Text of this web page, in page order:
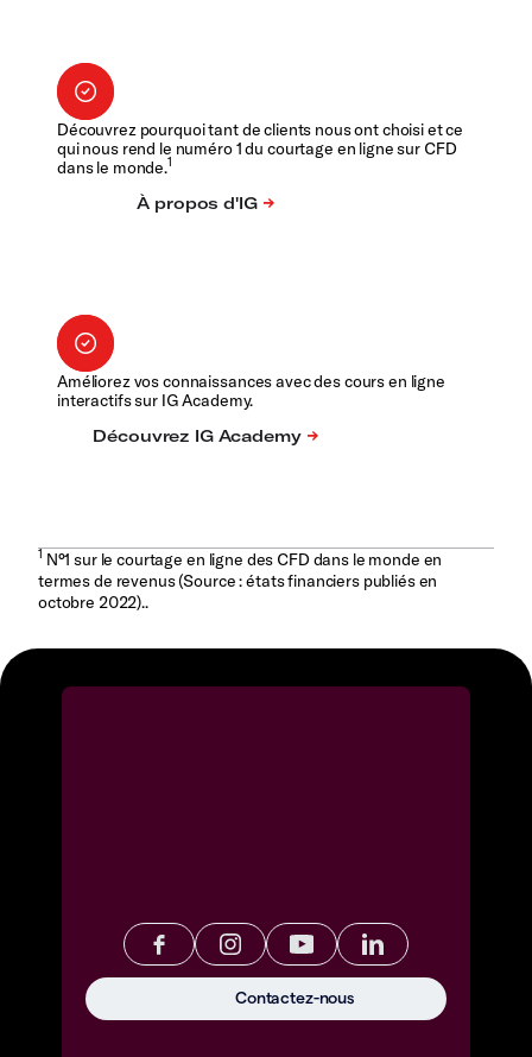
Découvrez pourquoi tant de clients nous ont choisi et ce
qui nous rend le numéro 1 du courtage en ligne sur CFD
dans le monde.1
Améliorez vos connaissances avec des cours en ligne
interactifs sur IG Academy.
1N°1 sur le courtage en ligne des CFD dans le monde en
termes de revenus (Source : états financiers publiés en
octobre 2022)..